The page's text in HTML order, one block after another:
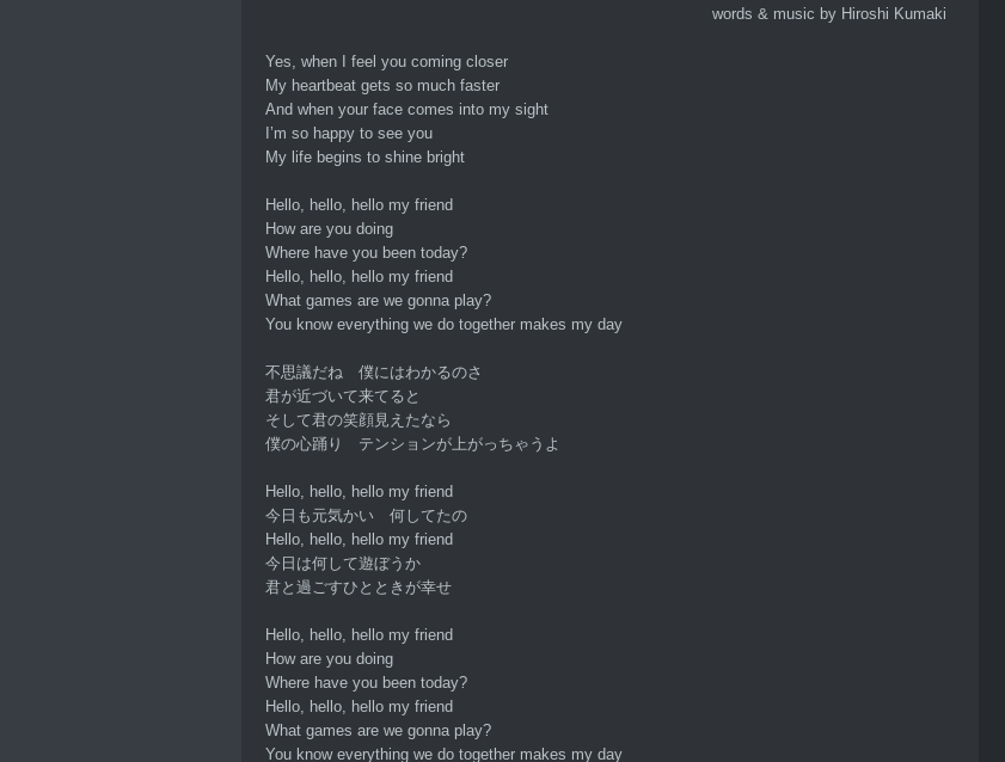
words & music by Hiroshi Kumaki
Yes, when I feel you coming closer
My heartbeat gets so much faster
And when your face comes into my sight
I’m so happy to see you
My life begins to shine bright
Hello, hello, hello my friend
How are you doing
Where have you been today?
Hello, hello, hello my friend
What games are we gonna play?
You know everything we do together makes my day
不思議だね 僕にはわかるのさ
君が近づいて来てると
そして君の笑顔見えたなら
僕の心踊り テンションが上がっちゃうよ
Hello, hello, hello my friend
今日も元気かい 何してたの
Hello, hello, hello my friend
今日は何して遊ぼうか
君と過ごすひとときが幸せ
Hello, hello, hello my friend
How are you doing
Where have you been today?
Hello, hello, hello my friend
What games are we gonna play?
You know everything we do together makes my day